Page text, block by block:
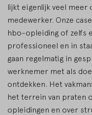
lijkt eigenlijk veel meer
medewerker. Onze
hbo-opleiding of zelfs
professioneel en in
gaan regelmatig in
werknemer met als
ontdekken. Het
het terrein van praten
opleidingen en over